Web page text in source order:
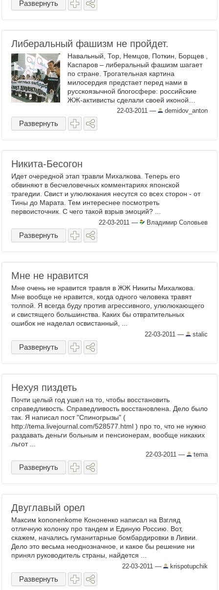
Развернуть
Либеральный фашизм не пройдет.
Навальный, Тор, Немцов, Поткин, Борщев ,
Каспаров – либеральный фашизм шагает
по стране. Трогательная картина
милосердия предстает перед нами в
русскоязычной блогосфере: российские
ЖЖ-активисты сделали своей иконой…
22-03-2011 — demidov_anton
Развернуть
Никита-Бесогон
Идет очередной этап травли Михалкова. Теперь его
обвиняют в бесчеловечных комментариях японской
трагедии. Свист и улюлюкания несутся со всех сторон - от
Тины до Марата. Тем интереснее посмотреть
первоисточник. С чего такой взрыв эмоций? ...
22-03-2011 — Владимир Соловьев
Развернуть
Мне не нравится
Мне очень не нравится травля в ЖЖ Никиты Михалкова.
Мне вообще не нравится, когда одного человека травят
толпой. Я всегда буду против агрессивного, улюлюкающего
и свистящего большинства. Каких бы отвратительных
ошибок не наделал освистанный, ...
22-03-2011 — stalic
Развернуть
Нехуя пиздеть
Почти целый год ушел на то, чтобы восстановить
справедливость. Справедливость восстановлена. Дело было
так. Я написал пост "Спиногрызы" (
http://tema.livejournal.com/528577.html ) про то, что не нужно
раздавать деньги больным и пенсионерам, вообще никаких
льгот ...
22-03-2011 — tema
Развернуть
Двуглавый орел
Максим kononenkome Кононенко написал на Взгляд
отличную колонку про тандем и Единую Россию. Вот,
скажем, начались гуманитарные бомбардировки в Ливии.
Дело это весьма неоднозначное, и какое бы решение ни
принял руководитель страны, найдется ...
22-03-2011 — krispotupchik
Развернуть